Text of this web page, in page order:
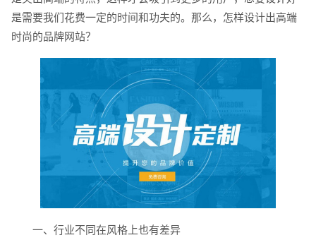
是需要我们花费一定的时间和功夫的。那么，怎样设计出高端
时尚的品牌网站？
一、行业不同在风格上也有差异